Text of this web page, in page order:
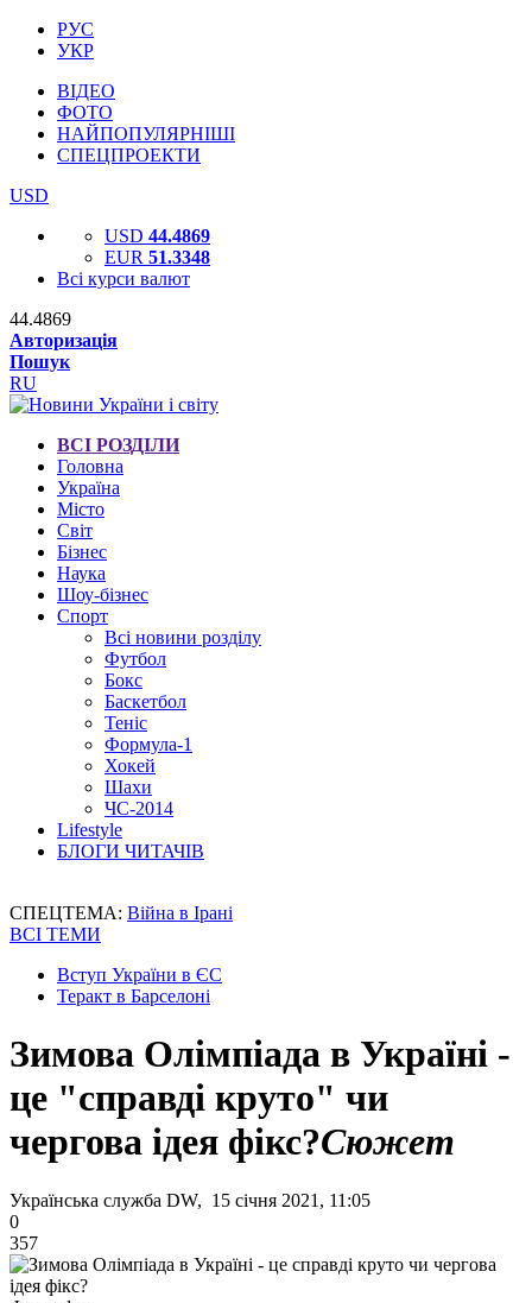
РУС
УКР
ВІДЕО
ФОТО
НАЙПОПУЛЯРНІШІ
СПЕЦПРОЕКТИ
USD
USD 44.4869
EUR 51.3348
Всі курси валют
44.4869
Авторизація
Пошук
RU
ВСІ РОЗДІЛИ
Головна
Україна
Місто
Світ
Бізнес
Наука
Шоу-бізнес
Спорт
Всі новини розділу
Футбол
Бокс
Баскетбол
Теніс
Формула-1
Хокей
Шахи
ЧС-2014
Lifestyle
БЛОГИ ЧИТАЧІВ
СПЕЦТЕМА: Війна в Ірані
ВСІ ТЕМИ
Вступ України в ЄС
Теракт в Барселоні
Зимова Олімпіада в Україні -
це "справді круто" чи
чергова ідея фікс?Сюжет
Українська служба DW, 15 січня 2021, 11:05
0
357